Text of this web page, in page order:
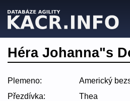
Héra Johanna"s
Plemeno:
Americký
Přezdívka:
Thea